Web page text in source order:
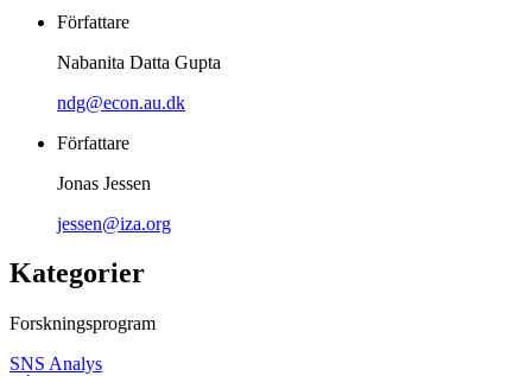
Författare
Nabanita Datta Gupta
ndg@econ.au.dk
Författare
Jonas Jessen
jessen@iza.org
Kategorier
Forskningsprogram
SNS Analys